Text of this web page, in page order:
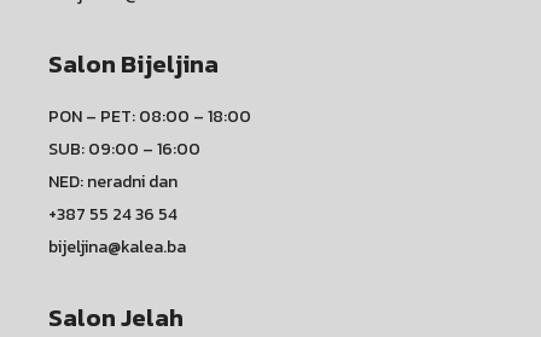
Salon Bijeljina
PON – PET: 08:00 – 18:00
SUB: 09:00 – 16:00
NED: neradni dan
+387 55 24 36 54
bijeljina@kalea.ba
Salon Jelah